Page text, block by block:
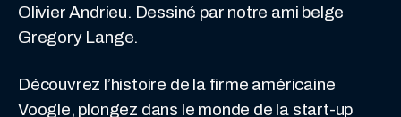
1,
Force
dollars
Olivier Andrieu. Dessiné par notre ami belge
Gregory Lange.
Découvrez l’histoire de la firme américaine
Voogle, plongez dans le monde de la start-up